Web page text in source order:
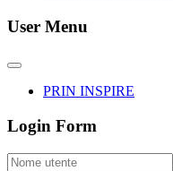
User Menu
PRIN INSPIRE
Login Form